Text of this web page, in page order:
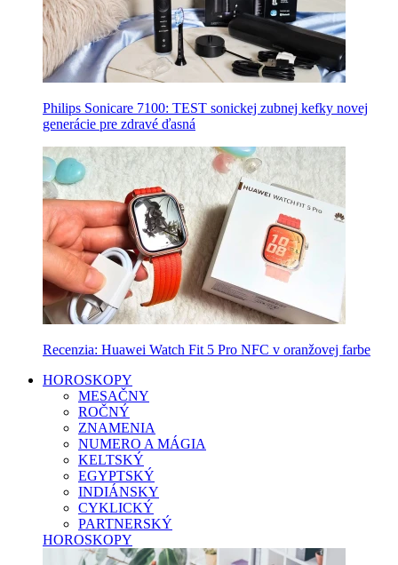
Philips Sonicare 7100: TEST sonickej zubnej kefky novej
generácie pre zdravé ďasná
Recenzia: Huawei Watch Fit 5 Pro NFC v oranžovej farbe
HOROSKOPY
MESAČNY
ROČNÝ
ZNAMENIA
NUMERO A MÁGIA
KELTSKÝ
EGYPTSKÝ
INDIÁNSKY
CYKLICKÝ
PARTNERSKÝ
HOROSKOPY